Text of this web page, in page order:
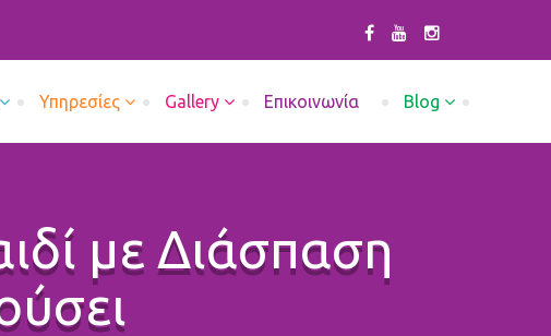
Υπηρεσίες Gallery Επικοινωνία Blog
με Διάσπαση